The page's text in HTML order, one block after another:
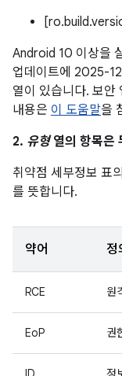
Android 10 이상을
업데이트에 2025-
열이 있습니다. 보안
내용은 이 도움말을
2. 유형열의 항목은
취약점 세부정보 표의
를 뜻합니다.
약어 정
RCE 원
EoP 권